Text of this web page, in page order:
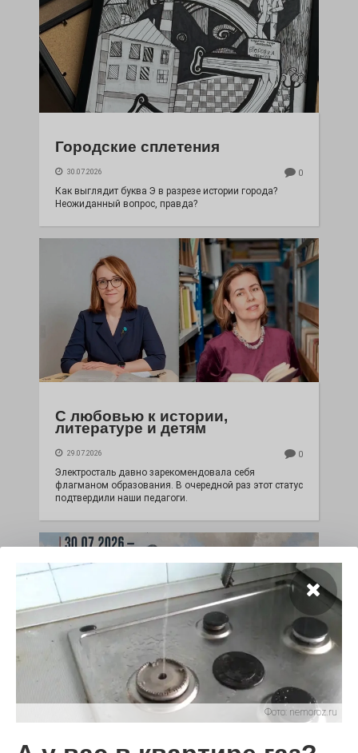
Городские сплетения
30.07.2026 0
Как выглядит буква Э в разрезе истории города?
Неожиданный вопрос, правда?
С любовью к истории,
литературе и детям
29.07.2026 0
Электросталь давно зарекомендовала себя
флагманом образования. В очередной раз этот статус
подтвердили наши педагоги.
Чувство Родины — одно на
всех
28.07.2026 0
Фото: nemoroz.ru